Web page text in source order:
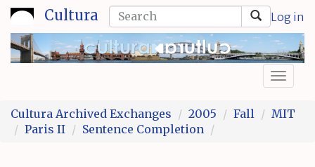
Skip
to
main
content
Cultura Log in
Search
form
Search
Cultura Archived Exchanges
2005 Fall
MIT
Paris II
Sentence Completion